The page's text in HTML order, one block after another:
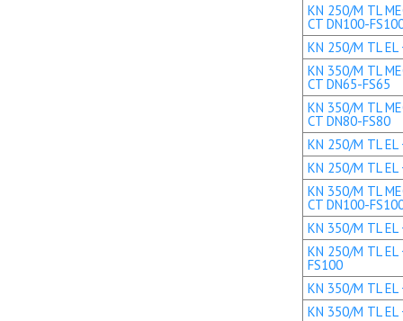
KN 250/M TL
CT DN100-
KN 250/M TL EL
KN 350/M TL
CT DN65-FS65
KN 350/M TL
CT DN80-FS80
KN 250/M TL EL
KN 250/M TL EL
KN 350/M TL
CT DN100-
KN 350/M TL EL
KN 250/M TL EL
FS100
KN 350/M TL EL
KN 350/M TL EL